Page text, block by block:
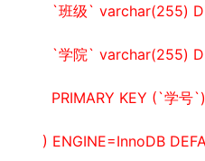
`班级` varchar(255)
`学院` varchar(255)
PRIMARY KEY (`学号`)
) ENGINE=InnoDB